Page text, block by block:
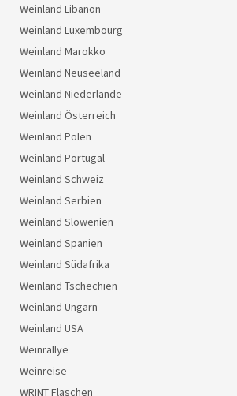
Weinland Libanon
Weinland Luxembourg
Weinland Marokko
Weinland Neuseeland
Weinland Niederlande
Weinland Österreich
Weinland Polen
Weinland Portugal
Weinland Schweiz
Weinland Serbien
Weinland Slowenien
Weinland Spanien
Weinland Südafrika
Weinland Tschechien
Weinland Ungarn
Weinland USA
Weinrallye
Weinreise
WRINT Flaschen